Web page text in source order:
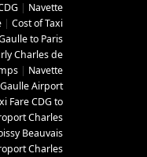
| Navette
| Cost of Taxi
to Paris
Charles de
| Navette
Airport
Fare CDG to
Charles
Beauvais
Charles